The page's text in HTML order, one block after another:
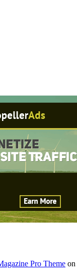
Pro Theme on